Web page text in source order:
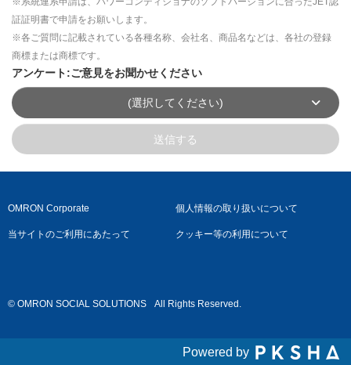
証証明書で申請をお願いします。
※各ご質問に記載されている各種名称、会社名、商品名などは、各社の登録
商標または商標です。
アンケート:ご意見をお聞かせください
(選択してください)
送信する
OMRON Corporate 個人情報の取り扱いについて
当サイトのご利用にあたって クッキー等の利用について
© OMRON SOCIAL SOLUTIONS All Rights Reserved.
Powered by